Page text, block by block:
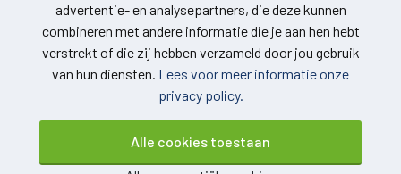
grancanariavanafeelde.nl. Alle
advertentie- en analysepartners, die deze kunnen
combineren met andere informatie die je aan hen hebt
verstrekt of die zij hebben verzameld door jou gebruik
van hun diensten. Lees voor meer informatie onze
privacy policy.
Alle cookies toestaan